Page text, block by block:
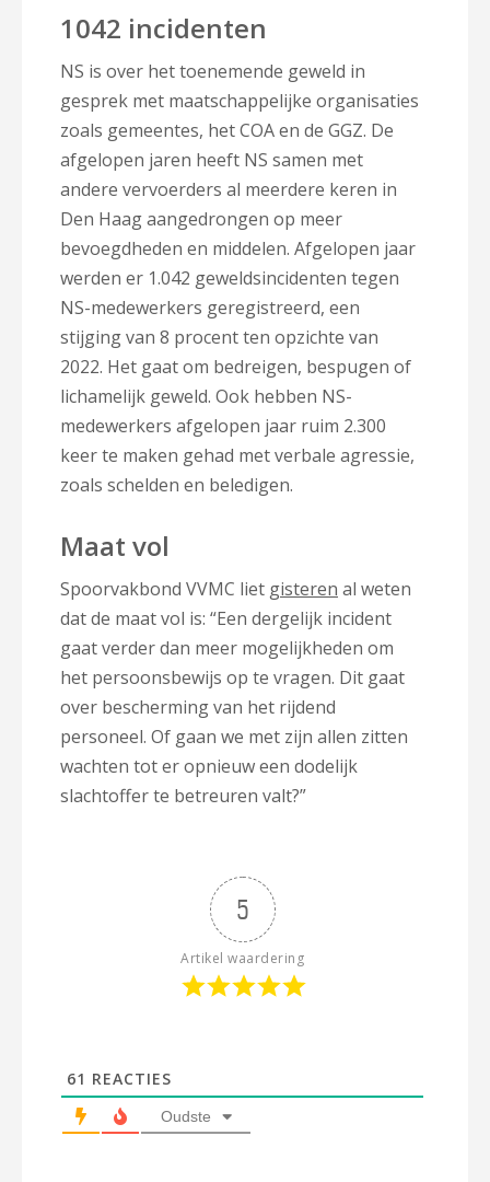
1042 incidenten
NS is over het toenemende geweld in
gesprek met maatschappelijke organisaties
zoals gemeentes, het COA en de GGZ. De
afgelopen jaren heeft NS samen met
andere vervoerders al meerdere keren in
Den Haag aangedrongen op meer
bevoegdheden en middelen. Afgelopen jaar
werden er 1.042 geweldsincidenten tegen
NS-medewerkers geregistreerd, een
stijging van 8 procent ten opzichte van
2022. Het gaat om bedreigen, bespugen of
lichamelijk geweld. Ook hebben NS-
medewerkers afgelopen jaar ruim 2.300
keer te maken gehad met verbale agressie,
zoals schelden en beledigen.
Maat vol
Spoorvakbond VVMC liet gisteren al weten
dat de maat vol is: “Een dergelijk incident
gaat verder dan meer mogelijkheden om
het persoonsbewijs op te vragen. Dit gaat
over bescherming van het rijdend
personeel. Of gaan we met zijn allen zitten
wachten tot er opnieuw een dodelijk
slachtoffer te betreuren valt?”
5
Artikel waardering
61 REACTIES
Oudste